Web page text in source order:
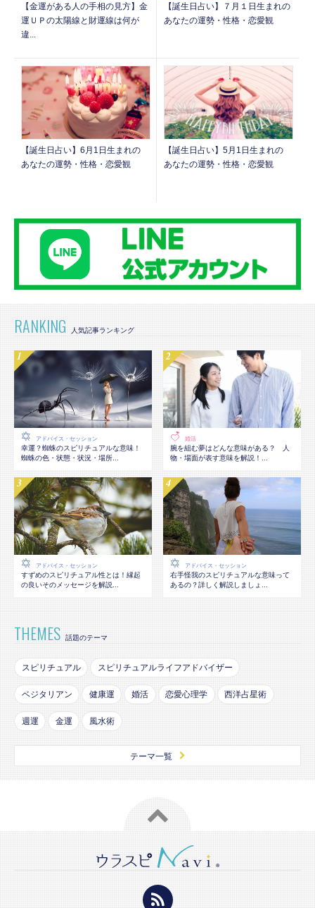
【金運がある人の手相の見方】金
運ＵＰの太陽線と財運線は何が
違...
【誕生日占い】７月１日生まれの
あなたの運勢・性格・恋愛観
【誕生日占い】6月1日生まれの
あなたの運勢・性格・恋愛観
【誕生日占い】5月1日生まれの
あなたの運勢・性格・恋愛観
RANKING
アドバイス・セッション
幸運？蜘蛛のスピリチュアルな意味！
蜘蛛の色・状態・状況・場所...
婚活
腕を組む夢はどんな意味がある？ 人
物・場面が表す意味を解説！...
アドバイス・セッション
すずめのスピリチュアル性とは！縁起
の良いそのメッセージを解説...
アドバイス・セッション
右手怪我のスピリチュアルな意味って
あるの？詳しく解説しましょ...
THEMES 話題のテーマ
スピリチュアル スピリチュアルライフアドバイザー
ベジタリアン 健康運 婚活 恋愛心理学 西洋占星術
週運 金運 風水術
テーマ一覧